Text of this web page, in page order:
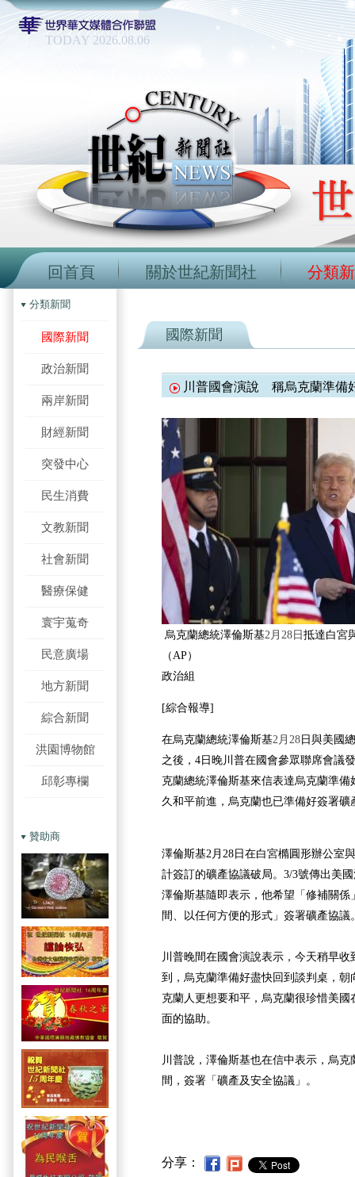
TODAY 2026.08.06
回首頁 關於世紀新聞社 分類
分類新聞
國際新聞
政治新聞
兩岸新聞
財經新聞
突發中心
民生消費
文教新聞
社會新聞
醫療保健
寰宇蒐奇
民意廣場
地方新聞
綜合新聞
洪園博物館
邱彰專欄
贊助商
國際新聞
川普國會演說 稱烏克蘭準備
烏克蘭總統澤倫斯基2月28日抵達白宮
（AP）
政治組
[綜合報導]
在烏克蘭總統澤倫斯基2月28日與美國
之後，4日晚川普在國會參眾聯席會議
克蘭總統澤倫斯基來信表達烏克蘭準
久和平前進，烏克蘭也已準備好簽署礦
澤倫斯基2月28日在白宮橢圓形辦公室
計簽訂的礦產協議破局。3/3號傳出美
澤倫斯基隨即表示，他希望「修補關
間、以任何方便的形式」簽署礦產協議
川普晚間在國會演說表示，今天稍早
到，烏克蘭準備好盡快回到談判桌，
克蘭人更想要和平，烏克蘭很珍惜美
面的協助。
川普說，澤倫斯基也在信中表示，烏
間，簽署「礦產及安全協議」。
分享：